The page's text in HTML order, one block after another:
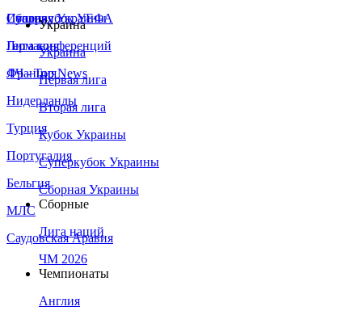
Сборная Украины
Италия
Германия
Франция
Нидерланды
Турция
Португалия
Бельгия
МЛС
Саудовская Аравия
Суперкубок УЕФА
Лига конференций
ЛЧ - Top News
Украина
Украина
Первая лига
Вторая лига
Кубок Украины
Суперкубок Украины
Сборная Украины
Сборные
Лига наций
ЧМ 2026
Чемпионаты
Англия